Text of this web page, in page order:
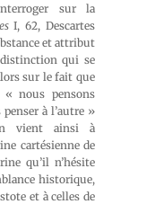
sur la
I, 62, Descartes
et attribut
qui se
sur le fait que
nous pensons
penser à l’autre »
vient ainsi à
cartésienne de
qu’il n’hésite
historique,
et à celles de